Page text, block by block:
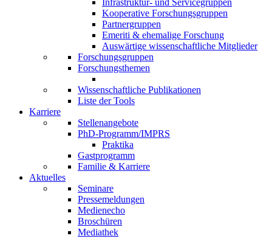
Infrastruktur- und Servicegruppen
Kooperative Forschungsgruppen
Partnergruppen
Emeriti & ehemalige Forschung
Auswärtige wissenschaftliche Mitglieder
Forschungsgruppen
Forschungsthemen
Wissenschaftliche Publikationen
Liste der Tools
Karriere
Stellenangebote
PhD-Programm/IMPRS
Praktika
Gastprogramm
Familie & Karriere
Aktuelles
Seminare
Pressemeldungen
Medienecho
Broschüren
Mediathek